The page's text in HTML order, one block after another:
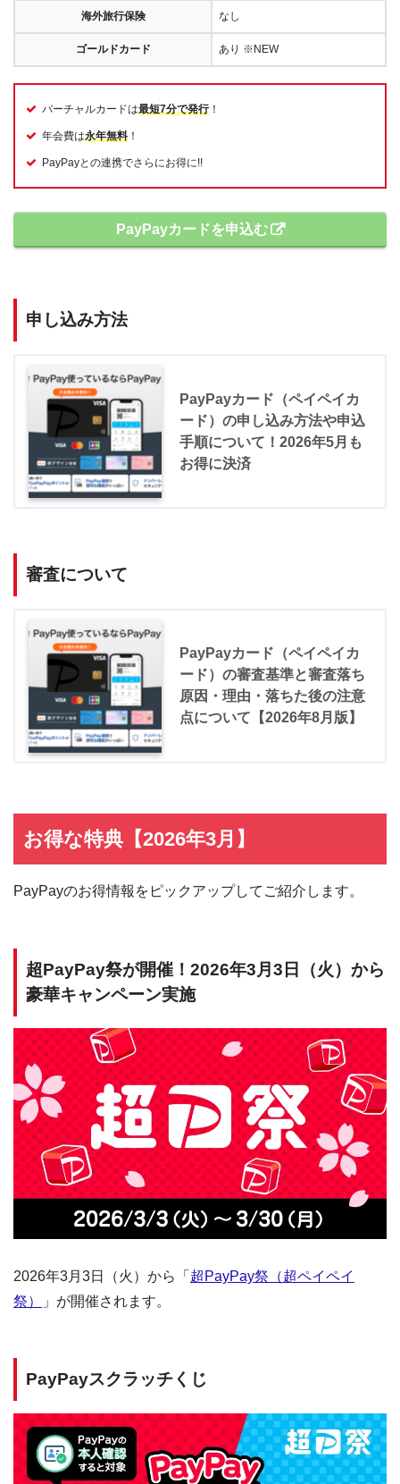
海外旅行保険 なし
ゴールドカード あり ※NEW
バーチャルカードは最短7分で発行！
年会費は永年無料 ！
PayPayとの連携でさらにお得に!!
PayPayカードを申込む
申し込み方法
PayPayカード（ペイペイカ
ード）の申し込み方法や申込
手順について！2026年5月も
お得に決済
審査について
PayPayカード（ペイペイカ
ード）の審査基準と審査落ち
原因・理由・落ちた後の注意
点について【2026年8月版】
お得な特典【2026年3月】
PayPayのお得情報をピックアップしてご紹介します。
超PayPay祭が開催！2026年3月3日（火）から
豪華キャンペーン実施
2026年3月3日（火）から「 超PayPay祭（超ペイペイ
祭）
」が開催されます。
PayPayスクラッチくじ